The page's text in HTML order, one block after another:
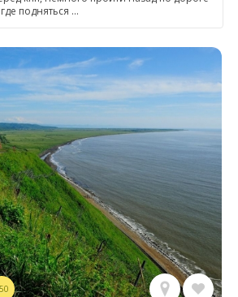
подняться …